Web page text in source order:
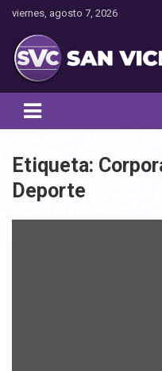
Saltar
contenido
viernes, agosto 7, 2026
San Vicente
Toda la actualidad
Etiqueta:
Deporte